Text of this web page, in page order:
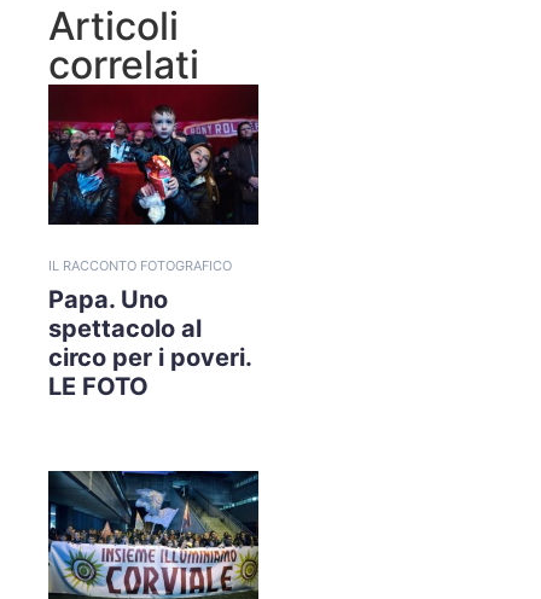
Articoli
correlati
IL RACCONTO FOTOGRAFICO
Papa. Uno
spettacolo al
circo per i poveri.
LE FOTO